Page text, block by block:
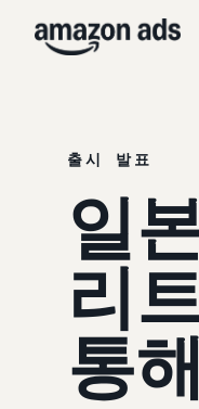
출시 발표
일
리
통